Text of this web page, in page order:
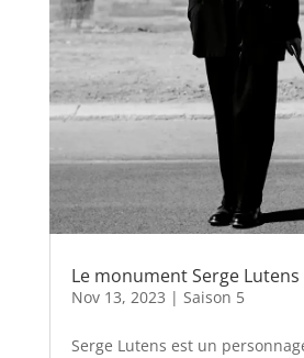
Le monument Serge Lutens
Nov 13, 2023 | Saison 5
Serge Lutens est un